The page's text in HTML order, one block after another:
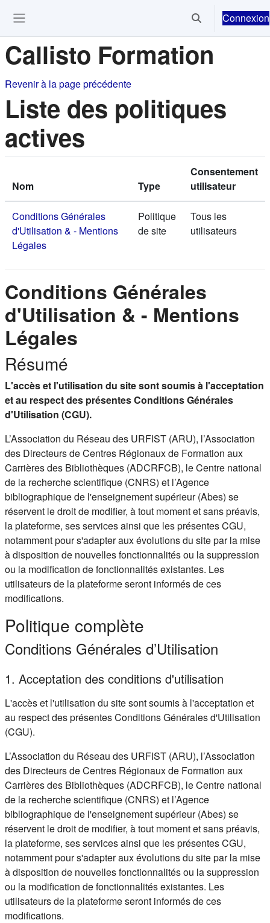
Activer/Connexion
Callisto Formation
Revenir à la page précédente
Liste des politiques
actives
Nom Type
Consentement
utilisateur
Conditions Générales
d'Utilisation & - Mentions
Légales
Politique
de site
Tous les
utilisateurs
Conditions Générales
d'Utilisation & - Mentions
Légales
Résumé
L'accès et l'utilisation du site sont soumis à l'acceptation
et au respect des présentes Conditions Générales
d'Utilisation (CGU).
L’Association du Réseau des URFIST (ARU), l’Association
des Directeurs de Centres Régionaux de Formation aux
Carrières des Bibliothèques (ADCRFCB), le Centre national
de la recherche scientifique (CNRS) et l’Agence
bibliographique de l'enseignement supérieur (Abes) se
réservent le droit de modifier, à tout moment et sans préavis,
la plateforme, ses services ainsi que les présentes CGU,
notamment pour s'adapter aux évolutions du site par la mise
à disposition de nouvelles fonctionnalités ou la suppression
ou la modification de fonctionnalités existantes. Les
utilisateurs de la plateforme seront informés de ces
modifications.
Politique complète
Conditions Générales d’Utilisation
1. Acceptation des conditions d'utilisation
L'accès et l'utilisation du site sont soumis à l'acceptation et
au respect des présentes Conditions Générales d'Utilisation
(CGU).
L’Association du Réseau des URFIST (ARU), l’Association
des Directeurs de Centres Régionaux de Formation aux
Carrières des Bibliothèques (ADCRFCB), le Centre national
de la recherche scientifique (CNRS) et l’Agence
bibliographique de l'enseignement supérieur (Abes) se
réservent le droit de modifier, à tout moment et sans préavis,
la plateforme, ses services ainsi que les présentes CGU,
notamment pour s'adapter aux évolutions du site par la mise
à disposition de nouvelles fonctionnalités ou la suppression
ou la modification de fonctionnalités existantes. Les
utilisateurs de la plateforme seront informés de ces
modifications.